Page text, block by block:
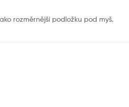
rozměrnější podložku pod myš.